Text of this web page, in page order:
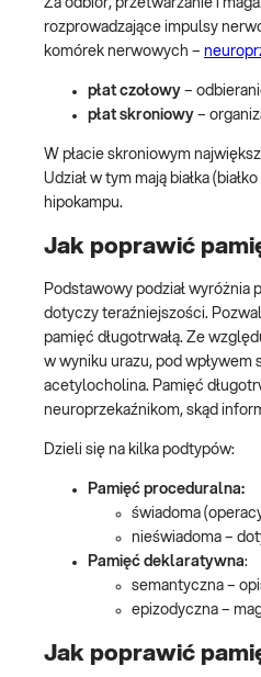
Za odbiór, przetwarzanie i
rozprowadzające impulsy
komórek nerwowych –
płat czołowy –
płat skroniowy –
W płacie skroniowym
Udział w tym mają białka
hipokampu.
Jak poprawić
Podstawowy podział wyróżnia
dotyczy teraźniejszości.
pamięć długotrwałą. Ze
w wyniku urazu, pod
acetylocholina. Pamięć
neuroprzekaźnikom, skąd
Dzieli się na kilka podtypów:
Pamięć proceduralna:
świadoma
nieświadoma –
Pamięć deklaratywna:
semantyczna –
epizodyczna –
Jak poprawić